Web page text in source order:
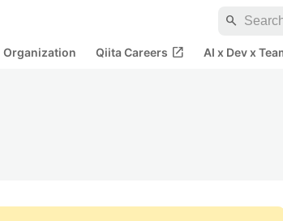
search
Organization Qiita Careers open_in_new AI x Dev x